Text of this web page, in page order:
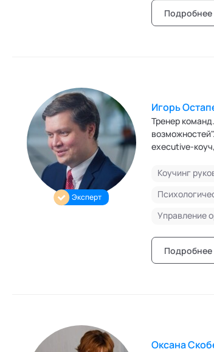
Подробнее
Эксперт
Игорь
Тренер команд.
executive-
независимый
Коучинг
Управление
Подробнее
Оксана